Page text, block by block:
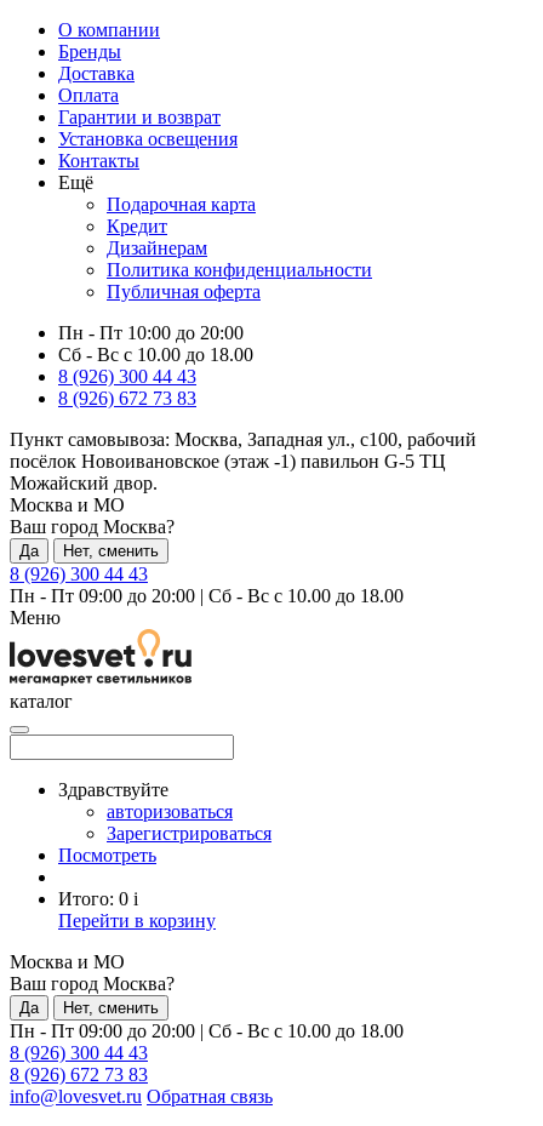
О компании
Бренды
Доставка
Оплата
Гарантии и возврат
Установка освещения
Контакты
Ещё
Подарочная карта
Кредит
Дизайнерам
Политика конфиденциальности
Публичная оферта
Пн - Пт 10:00 до 20:00
Сб - Вс с 10.00 до 18.00
8 (926) 300 44 43
8 (926) 672 73 83
Пункт самовывоза: Москва, Западная ул., с100, рабочий
посёлок Новоивановское (этаж -1) павильон G-5 ТЦ
Можайский двор.
Москва и МО
Ваш город Москва?
Да Нет, сменить
8 (926) 300 44 43
Пн - Пт 09:00 до 20:00 | Сб - Вс с 10.00 до 18.00
Меню
каталог
Здравствуйте
авторизоваться
Зарегистрироваться
Посмотреть
Итого: 0 i
Перейти в корзину
Москва и МО
Ваш город Москва?
Да Нет, сменить
Пн - Пт 09:00 до 20:00 | Сб - Вс с 10.00 до 18.00
8 (926) 300 44 43
8 (926) 672 73 83
info@lovesvet.ru Обратная связь